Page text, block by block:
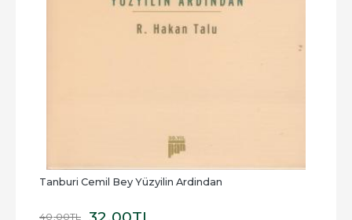
Tanburi Cemil Bey Yüzyilin Ardindan
40,00TL